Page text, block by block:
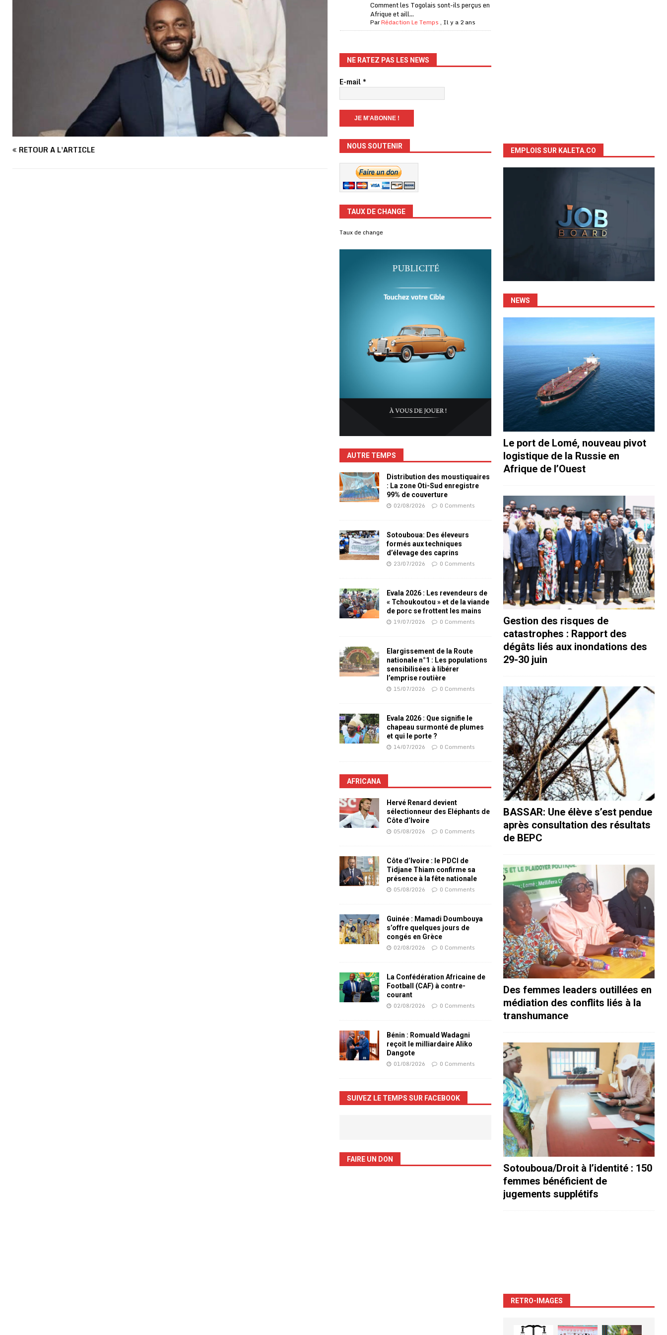
RETOUR À L'ARTICLE
Comment les Togolais sont-ils perçus en
Afrique et aill...
ParRédaction Le Temps , Il y a 2 ans
NE RATEZ PAS LES NEWS
E-mail*
NOUS SOUTENIR
TAUX DE CHANGE
Taux de change
AUTRE TEMPS
Distribution des moustiquaires
: La zone Oti-Sud enregistre
99% de couverture
02/08/2026 0 Comments
Sotouboua: Des éleveurs
formés aux techniques
d’élevage des caprins
23/07/2026 0 Comments
Evala 2026 : Les revendeurs de
« Tchoukoutou » et de la viande
de porc se frottent les mains
19/07/2026 0 Comments
Elargissement de la Route
nationale n°1 : Les populations
sensibilisées à libérer
l’emprise routière
15/07/2026 0 Comments
Evala 2026 : Que signifie le
chapeau surmonté de plumes
et qui le porte ?
14/07/2026 0 Comments
AFRICANA
Hervé Renard devient
sélectionneur des Eléphants de
Côte d’Ivoire
05/08/2026 0 Comments
Côte d’Ivoire : le PDCI de
Tidjane Thiam confirme sa
présence à la fête nationale
05/08/2026 0 Comments
Guinée : Mamadi Doumbouya
s’offre quelques jours de
congés en Grèce
02/08/2026 0 Comments
La Confédération Africaine de
Football (CAF) à contre-
courant
02/08/2026 0 Comments
Bénin : Romuald Wadagni
reçoit le milliardaire Aliko
Dangote
01/08/2026 0 Comments
SUIVEZ LE TEMPS SUR FACEBOOK
FAIRE UN DON
EMPLOIS SUR KALETA.CO
NEWS
Le port de Lomé, nouveau pivot
logistique de la Russie en
Afrique de l’Ouest
Gestion des risques de
catastrophes : Rapport des
dégâts liés aux inondations des
29-30 juin
BASSAR: Une élève s’est pendue
après consultation des résultats
de BEPC
Des femmes leaders outillées en
médiation des conflits liés à la
transhumance
Sotouboua/Droit à l’identité : 150
femmes bénéficient de
jugements supplétifs
RETRO-IMAGES